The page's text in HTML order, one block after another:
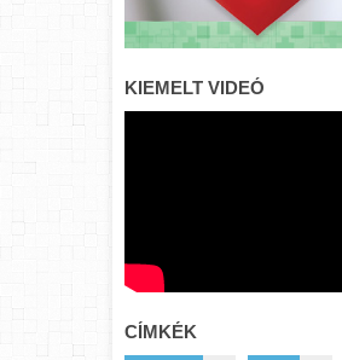
KIEMELT VIDEÓ
CÍMKÉK